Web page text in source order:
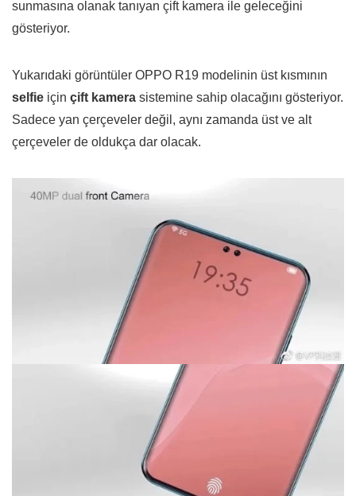
sunmasına olanak tanıyan çift kamera ile geleceğini
gösteriyor.
Yukarıdaki görüntüler OPPO R19 modelinin üst kısmının
selfie için çift kamera sistemine sahip olacağını gösteriyor.
Sadece yan çerçeveler değil, aynı zamanda üst ve alt
çerçeveler de oldukça dar olacak.